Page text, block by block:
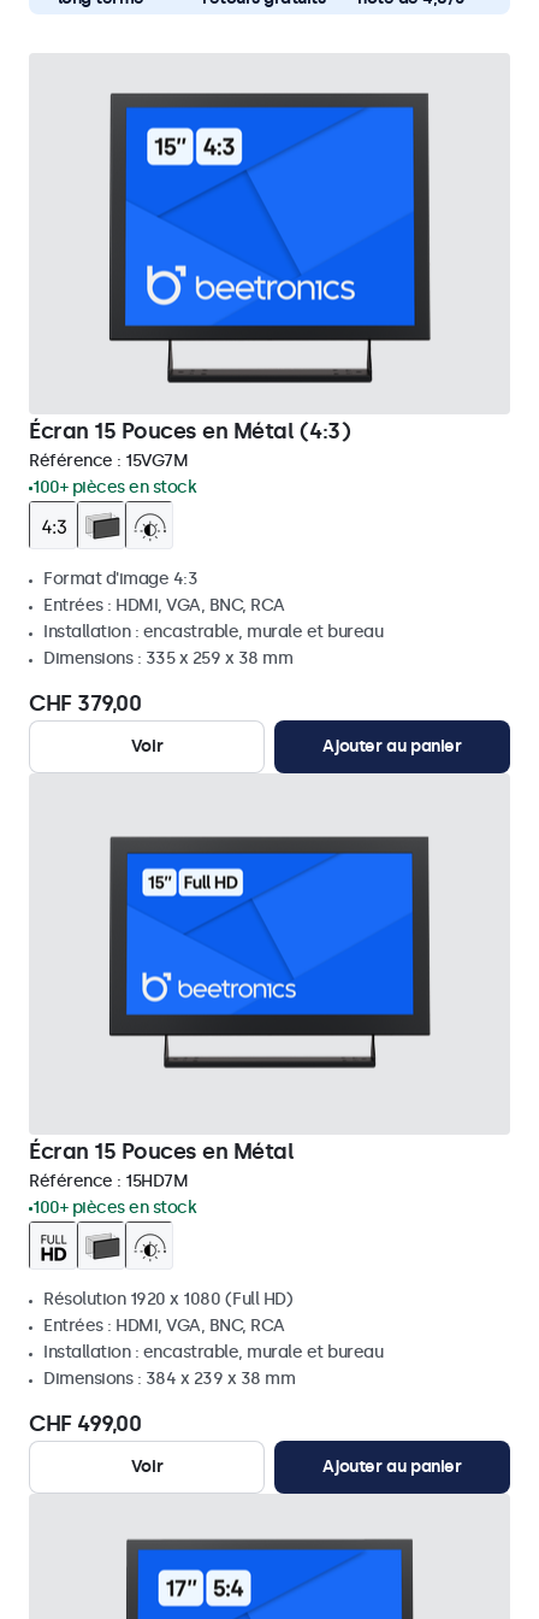
Écran 15 Pouces en Métal (4:3)
Référence : 15VG7M
100+ pièces en stock
Format d'image 4:3
Entrées : HDMI, VGA, BNC, RCA
Installation : encastrable, murale et bureau
Dimensions : 335 x 259 x 38 mm
CHF 379,00
Voir Ajouter au panier
Écran 15 Pouces en Métal
Référence : 15HD7M
100+ pièces en stock
Résolution 1920 x 1080 (Full HD)
Entrées : HDMI, VGA, BNC, RCA
Installation : encastrable, murale et bureau
Dimensions : 384 x 239 x 38 mm
CHF 499,00
Voir Ajouter au panier